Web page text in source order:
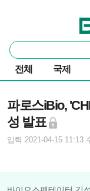
통
합
검
색
전체 국제
파로스iBio,
성 발표
입력 2021-04-15 11:13